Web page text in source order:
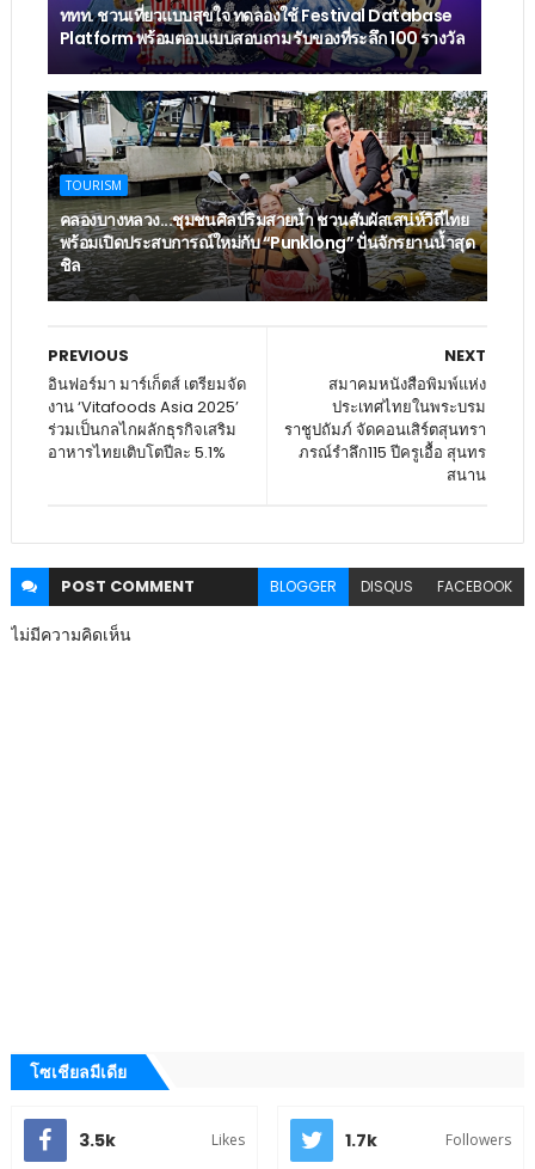
ททท. ชวนเที่ยวแบบสุขใจ ทดลองใช้ Festival Database
Platform พร้อมตอบแบบสอบถาม รับของที่ระลึก 100 รางวัล
TOURISM
คลองบางหลวง...ชุมชนศิลป์ริมสายน้ำ ชวนสัมผัสเสน่ห์วิถีไทย
พร้อมเปิดประสบการณ์ใหม่กับ “Punklong” ปั่นจักรยานน้ำสุด
ชิล
NEXT
สมาคมหนังสือพิมพ์แห่ง
ประเทศไทยในพระบรม
ราชูปถัมภ์ จัดคอนเสิร์ตสุนทรา
ภรณ์รำลึก115 ปีครูเอื้อ สุนทร
สนาน
PREVIOUS
อินฟอร์มา มาร์เก็ตส์ เตรียมจัด
งาน ‘Vitafoods Asia 2025’
ร่วมเป็นกลไกผลักธุรกิจเสริม
อาหารไทยเติบโตปีละ 5.1%
POST COMMENT BLOGGER DISQUS FACEBOOK
ไม่มีความคิดเห็น
โซเชียลมีเดีย
3.5k Likes 1.7k Followers